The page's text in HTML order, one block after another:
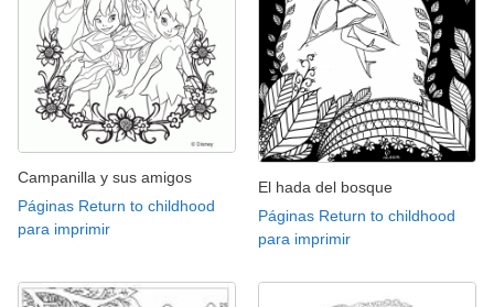
Campanilla y sus amigos
Páginas Return to childhood
para imprimir
El hada del bosque
Páginas Return to childhood
para imprimir